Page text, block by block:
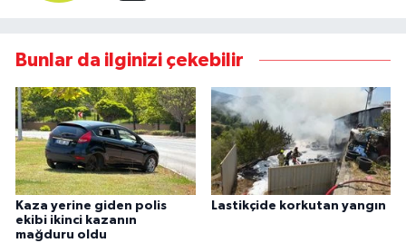
Bunlar da ilginizi çekebilir
Kaza yerine giden polis
ekibi ikinci kazanın
mağduru oldu
Lastikçide korkutan yangın